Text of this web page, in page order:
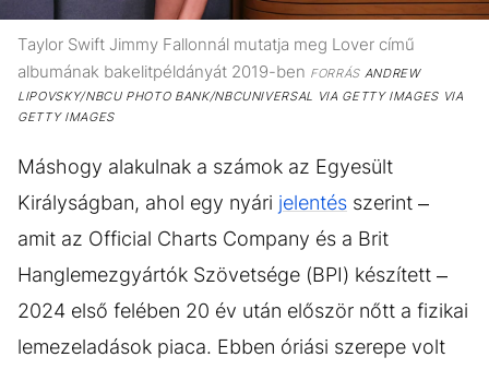
Taylor Swift Jimmy Fallonnál mutatja meg Lover című
albumának bakelitpéldányát 2019-ben FORRÁSANDREW
LIPOVSKY/NBCU PHOTO BANK/NBCUNIVERSAL VIA GETTY IMAGES VIA
GETTY IMAGES
Máshogy alakulnak a számok az Egyesült
Királyságban, ahol egy nyári jelentés szerint –
amit az Official Charts Company és a Brit
Hanglemezgyártók Szövetsége (BPI) készített –
2024 első felében 20 év után először nőtt a fizikai
lemezeladások piaca. Ebben óriási szerepe volt